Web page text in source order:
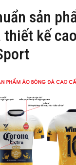
sản
thiết kế